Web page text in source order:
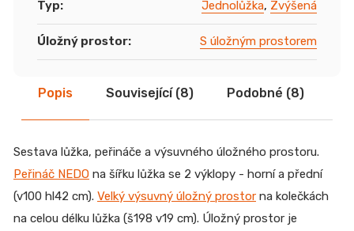
Typ: Jednolůžka, Zvýšená
Úložný prostor: S úložným prostorem
Popis Související (8) Podobné (8)
Sestava lůžka, peřináče a výsuvného úložného prostoru.
Peřináč NEDO na šířku lůžka se 2 výklopy - horní a přední
(v100 hl42 cm). Velký výsuvný úložný prostor na kolečkách
na celou délku lůžka (š198 v19 cm). Úložný prostor je